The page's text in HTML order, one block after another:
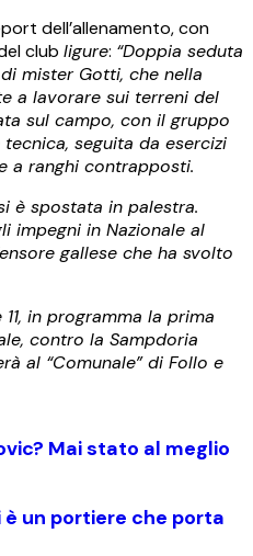
dell’allenamento, con
club ligure: “Doppia seduta
mister Gotti, che nella
a lavorare sui terreni del
sul campo, con il gruppo
seguita da esercizi
a ranghi contrapposti.
è spostata in palestra.
impegni in Nazionale al
gallese che ha svolto
in programma la prima
contro la Sampdoria
al “Comunale” di Follo e
Mai stato al meglio
è un portiere che porta